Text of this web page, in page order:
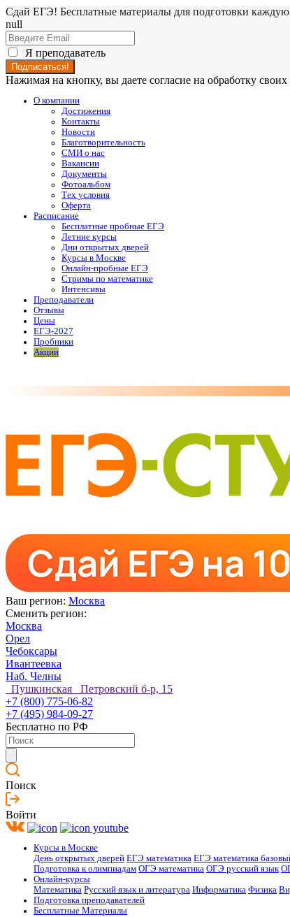
Сдай ЕГЭ! Бесплатные материалы для подготовки
null
Я преподаватель
Нажимая на кнопку, вы даете согласие на обработку
О компании
Достижения
Контакты
Новости
Благотворительность
СМИ о нас
Вакансии
Документы
Фотоальбом
Тех условия
Оферта
Расписание
Бесплатные пробные ЕГЭ
Летние курсы
Дни открытых дверей
Курсы в Москве
Онлайн-пробные ЕГЭ
Стримы по математике
Интенсивы
Преподаватели
Отзывы
Цены
ЕГЭ-2027
Пробники
Акции
Ваш регион: Москва
Сменить регион:
Москва
Орел
Чебоксары
Ивантеевка
Наб. Челны
Пушкинская Петровский б-р, 15
+7 (800) 775-06-82
+7 (495) 984-09-27
Бесплатно по РФ
Поиск
Войти
Курсы в Москве
День открытых дверей ЕГЭ математика ЕГЭ математика
Подготовка к олимпиадам ОГЭ математика ОГЭ русский язык
Онлайн-курсы
Математика Русский язык и литература Информатика Физика
Подготовка преподавателей
Бесплатные Материалы